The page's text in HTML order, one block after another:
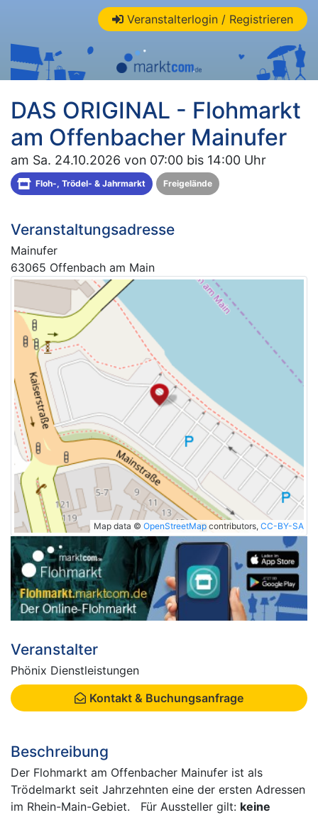
Veranstalterlogin / Registrieren
DAS ORIGINAL - Flohmarkt
am Offenbacher Mainufer
am Sa. 24.10.2026 von 07:00 bis 14:00 Uhr
Floh-, Trödel- & Jahrmarkt Freigelände
Veranstaltungsadresse
Mainufer
63065 Offenbach am Main
Map data © OpenStreetMap contributors, CC-BY-SA
Veranstalter
Phönix Dienstleistungen
Kontakt & Buchungsanfrage
Beschreibung
Der Flohmarkt am Offenbacher Mainufer ist als
Trödelmarkt seit Jahrzehnten eine der ersten Adressen
im Rhein-Main-Gebiet. Für Aussteller gilt: keine